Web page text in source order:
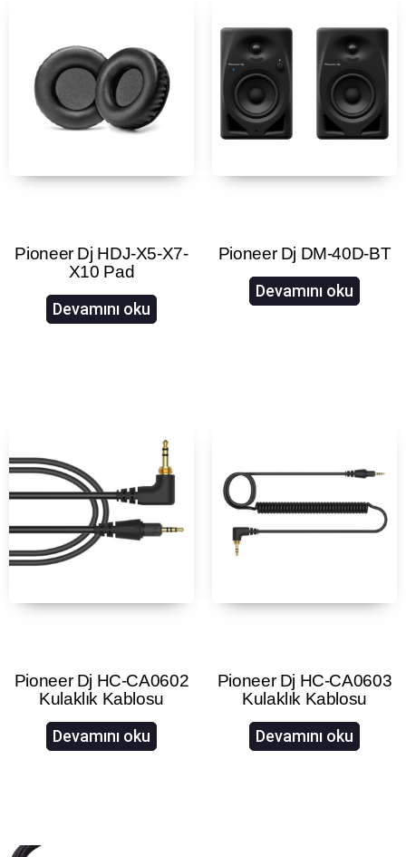
Pioneer Dj HDJ-X5-X7-
X10 Pad
Devamını oku
Pioneer Dj DM-40D-BT
Devamını oku
Pioneer Dj HC-CA0602
Kulaklık Kablosu
Devamını oku
Pioneer Dj HC-CA0603
Kulaklık Kablosu
Devamını oku